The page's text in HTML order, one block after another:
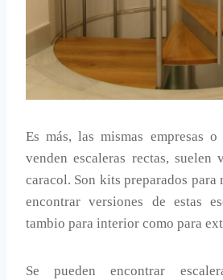
Es más, las mismas empresas
venden escaleras rectas, suelen
caracol. Son kits preparados para
encontrar versiones de estas
tambio para interior como para
Se pueden encontrar